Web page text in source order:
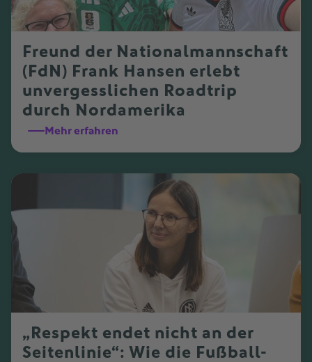
Freund der Nationalmannschaft
(FdN) Frank Hansen erlebt
unvergesslichen Roadtrip
durch Nordamerika
Mehr erfahren
„Respekt endet nicht an der
Seitenlinie“: Wie die Fußball-